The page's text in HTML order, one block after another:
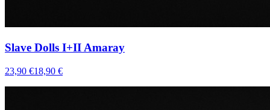
Slave Dolls I+II Amaray
23,90 €18,90 €